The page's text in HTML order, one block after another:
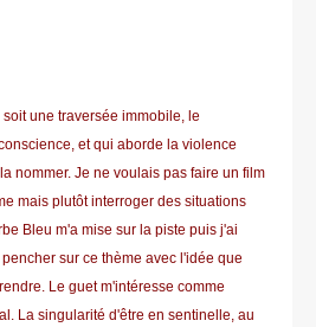
une traversée immobile, le
et qui aborde la violence
nommer. Je ne voulais pas faire un film
mais plutôt interroger des situations
Bleu m'a mise sur la piste puis j'ai
sur ce thème avec l'idée que
Le guet m'intéresse comme
La singularité d'être en sentinelle, au